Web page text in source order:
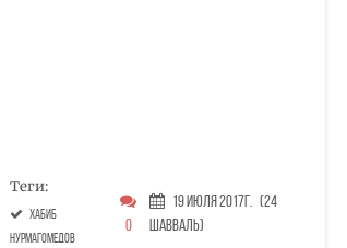
Теги:
Хабиб
Нурмагомедов
0
19 Июля 2017г. (24
Шавваль)